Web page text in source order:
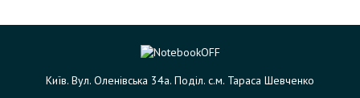
Київ. Вул. Оленівська 34а. Поділ. с.м. Тараса Шевченко